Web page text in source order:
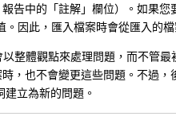
告中的「註解」欄位）。如果
因此，匯入檔案時會從匯入的檔
整體觀點來處理問題，而不管
，也不會變更這些問題。不過
建立為新的問題。